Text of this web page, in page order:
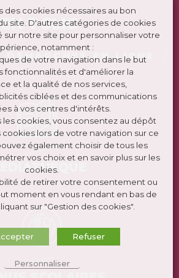
EN 1 CLIC
DÉMARCHES EN LIGNE
des cookies nécessaires au bon
site. D'autres catégories de cookies
sur notre site pour personnaliser votre
notamment :
de votre navigation dans le but
fonctionnalités et d'améliorer la
et la qualité de nos services,
ciblées et des communications
à vos centres d'intérêts.
les cookies, vous consentez au dépôt
cookies lors de votre navigation sur ce
également choisir de tous les
vos choix et en savoir plus sur les
cookies.
de retirer votre consentement ou
moment en vous rendant en bas de
sur "Gestion des cookies".
Refuser
Personnaliser